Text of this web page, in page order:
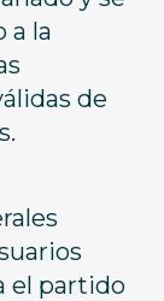
a la
de
el partido